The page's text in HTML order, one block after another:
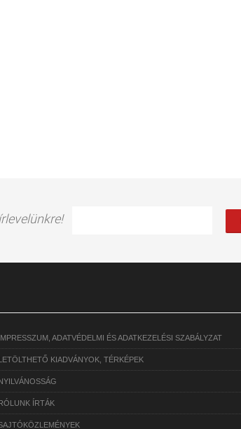
IMPRESSZUM, ADATVÉDELMI ÉS ADATKEZELÉSI SZABÁLYZAT
LETÖLTHETŐ KIADVÁNYOK, TÉRKÉPEK
NYILVÁNOSSÁG
RÓLUNK ÍRTÁK